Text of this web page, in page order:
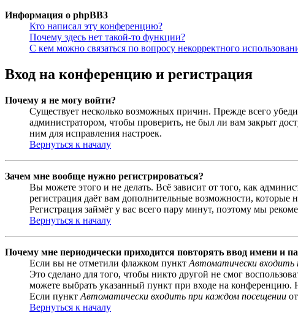
Информация о phpBB3
Кто написал эту конференцию?
Почему здесь нет такой-то функции?
С кем можно связаться по вопросу некорректного
Вход на конференцию и регистрация
Почему я не могу войти?
Существует несколько возможных причин. Прежде всего
администратором, чтобы проверить, не был ли вам закрыт
ним для исправления настроек.
Вернуться к началу
Зачем мне вообще нужно регистрироваться?
Вы можете этого и не делать. Всё зависит от того, как
регистрация даёт вам дополнительные возможности,
Регистрация займёт у вас всего пару минут, поэтому мы
Вернуться к началу
Почему мне периодически приходится повторять ввод имени и
Если вы не отметили флажком пункт Автоматически
Это сделано для того, чтобы никто другой не смог
можете выбрать указанный пункт при входе на конференцию.
Если пункт Автоматически входить при каждом посещении
Вернуться к началу